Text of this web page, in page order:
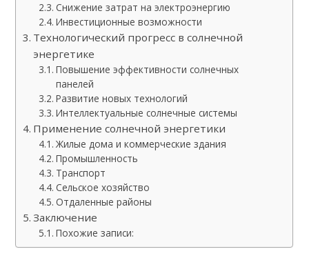
Снижение затрат на электроэнергию
Инвестиционные возможности
Технологический прогресс в солнечной
энергетике
Повышение эффективности солнечных
панелей
Развитие новых технологий
Интеллектуальные солнечные системы
Применение солнечной энергетики
Жилые дома и коммерческие здания
Промышленность
Транспорт
Сельское хозяйство
Отдаленные районы
Заключение
Похожие записи: